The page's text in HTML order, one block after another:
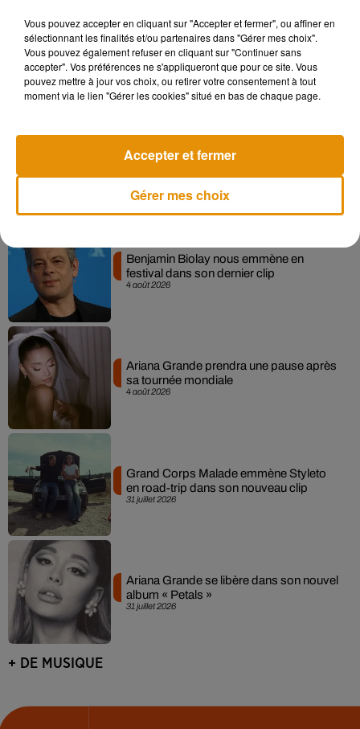
5 août 2026
Après le film, bientôt une docu-série sur
le père de Michael Jackson
4 août 2026
Tiny Desk invite Charlie Puth pour une
live session solaire
4 août 2026
Benjamin Biolay nous emmène en
festival dans son dernier clip
4 août 2026
Ariana Grande prendra une pause après
sa tournée mondiale
31 juillet 2026
Grand Corps Malade emmène Styleto
en road-trip dans son nouveau clip
31 juillet 2026
Ariana Grande se libère dans son nouvel
album « Petals »
+ DE MUSIQUE
Vous pouvez accepter en cliquant sur "Accepter et fermer", ou affiner en
sélectionnant les finalités et/ou partenaires dans "Gérer mes choix".
Vous pouvez également refuser en cliquant sur "Continuer sans
accepter". Vos préférences ne s'appliqueront que pour ce site. Vous
pouvez mettre à jour vos choix, ou retirer votre consentement à tout
moment via le lien "Gérer les cookies" situé en bas de chaque page.
Gérer mes choix
Accepter et fermer